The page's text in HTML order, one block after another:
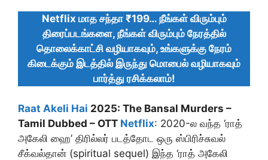
Netflix மாத சந்தா ₹199… நீங்கள் விரும்பும்
திரைப்படங்களை, நீங்கள் விரும்பும் நேரத்தில்
தொலைக்காட்சி வழியாகவும், உங்களுக்கு நேரம்
கிடைக்கும் இடத்தில் இருந்து மொபைல் வழியாகவும்
பார்த்து ரசிக்கலாம்!
Raat Akeli Hai 2025: The Bansal Murders –
Tamil Dubbed – OTT Netflix: 2020-ல வந்த ‘ராத்
அகேலி ஹை’ திரில்லர் படத்தோட ஒரு ஸ்பிரிச்சுவல்
சீக்வல்தான் (spiritual sequel) இந்த ‘ராத் அகேலி